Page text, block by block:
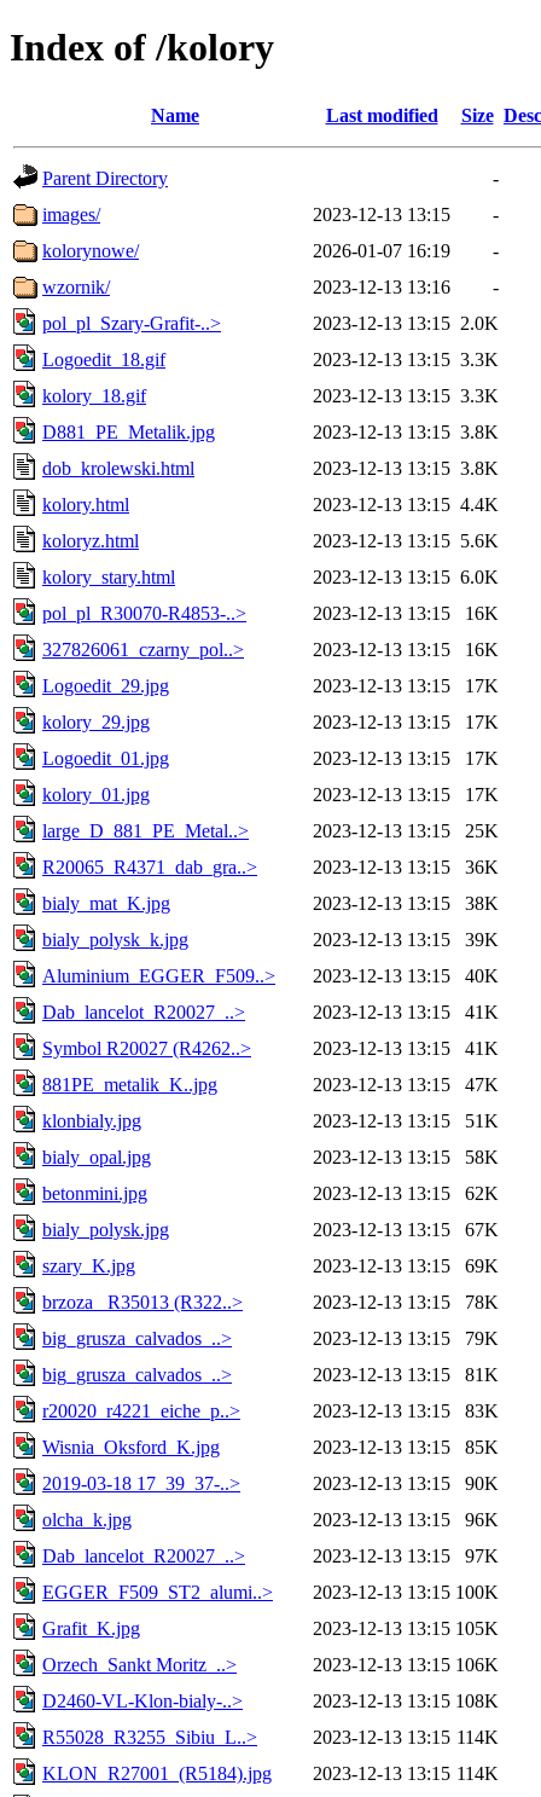
Index of /kolory
Name Last modified Size
Parent Directory
-
images/
2023-12-13 13:15
-
kolorynowe/
2026-01-07 16:19
-
wzornik/
2023-12-13 13:16
-
pol_pl_Szary-Grafit-..>
2023-12-13 13:15 2.0K
Logoedit_18.gif
2023-12-13 13:15 3.3K
kolory_18.gif
2023-12-13 13:15 3.3K
D881_PE_Metalik.jpg
2023-12-13 13:15 3.8K
dob_krolewski.html
2023-12-13 13:15 3.8K
kolory.html
2023-12-13 13:15 4.4K
koloryz.html
2023-12-13 13:15 5.6K
kolory_stary.html
2023-12-13 13:15 6.0K
pol_pl_R30070-R4853-..>
2023-12-13 13:15
16K
327826061_czarny_pol..>
2023-12-13 13:15
16K
Logoedit_29.jpg
2023-12-13 13:15
17K
kolory_29.jpg
2023-12-13 13:15
17K
Logoedit_01.jpg
2023-12-13 13:15
17K
kolory_01.jpg
2023-12-13 13:15
17K
large_D_881_PE_Metal..>
2023-12-13 13:15
25K
R20065_R4371_dab_gra..>
2023-12-13 13:15
36K
bialy_mat_K.jpg
2023-12-13 13:15
38K
bialy_polysk_k.jpg
2023-12-13 13:15
39K
Aluminium_EGGER_F509..>
2023-12-13 13:15
40K
Dab_lancelot_R20027_..>
2023-12-13 13:15
41K
Symbol R20027 (R4262..>
2023-12-13 13:15
41K
881PE_metalik_K..jpg
2023-12-13 13:15
47K
klonbialy.jpg
2023-12-13 13:15
51K
bialy_opal.jpg
2023-12-13 13:15
58K
betonmini.jpg
2023-12-13 13:15
62K
bialy_polysk.jpg
2023-12-13 13:15
67K
szary_K.jpg
2023-12-13 13:15
69K
brzoza _R35013 (R322..>
2023-12-13 13:15
78K
big_grusza_calvados_..>
2023-12-13 13:15
79K
big_grusza_calvados_..>
2023-12-13 13:15
81K
r20020_r4221_eiche_p..>
2023-12-13 13:15
83K
Wisnia_Oksford_K.jpg
2023-12-13 13:15
85K
2019-03-18 17_39_37-..>
2023-12-13 13:15
90K
olcha_k.jpg
2023-12-13 13:15
96K
Dab_lancelot_R20027_..>
2023-12-13 13:15
97K
EGGER_F509_ST2_alumi..>
2023-12-13 13:15 100K
Grafit_K.jpg
2023-12-13 13:15 105K
Orzech_Sankt Moritz_..>
2023-12-13 13:15 106K
D2460-VL-Klon-bialy-..>
2023-12-13 13:15 108K
R55028_R3255_Sibiu_L..>
2023-12-13 13:15 114K
KLON_R27001_(R5184).jpg
2023-12-13 13:15 114K